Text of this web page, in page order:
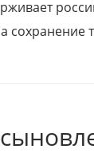
сохранение